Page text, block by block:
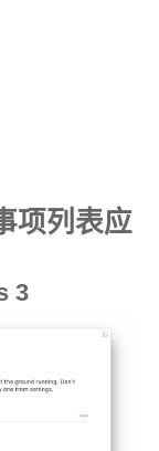
项列表应
3